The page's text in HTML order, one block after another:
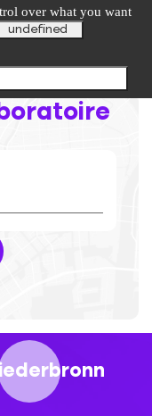
over what you want
undefined